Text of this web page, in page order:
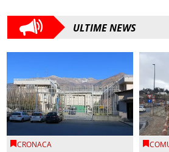
ULTIME NEWS
CRONACA